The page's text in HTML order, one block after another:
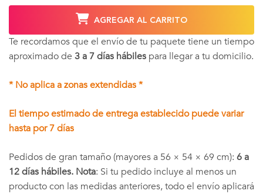
AGREGAR AL CARRITO
Te recordamos que el envío de tu paquete tiene un tiempo
aproximado de 3 a 7 días hábiles para llegar a tu domicilio.
* No aplica a zonas extendidas *
El tiempo estimado de entrega establecido puede variar
hasta por 7 días
Pedidos de gran tamaño (mayores a 56 × 54 × 69 cm): 6 a
12 días hábiles. Nota: Si tu pedido incluye al menos un
producto con las medidas anteriores, todo el envío aplicará